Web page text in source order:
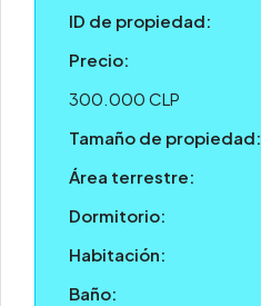
ID de propiedad:
Precio:
300.000 CLP
Tamaño de propiedad:
Área terrestre:
Dormitorio:
Habitación:
Baño: